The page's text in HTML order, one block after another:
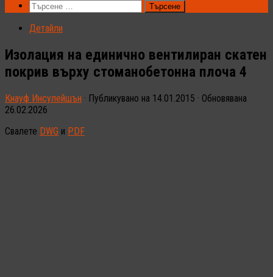
Търсене
за:
Детайли
Изолация на единично вентилиран скатен
покрив върху стоманобетонна плоча 4
Кнауф Инсулейшън · Публикувано на 14.01.2015 · Обновявана
26.02.2026
Свалете DWG и PDF